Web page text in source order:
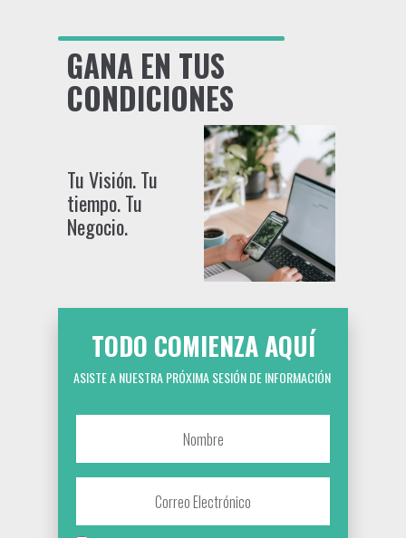
Tu Visión. Tu
tiempo. Tu
Negocio.
TODO COMIENZA AQUÍ
ASISTE A NUESTRA PRÓXIMA SESIÓN DE INFORMACIÓN
GANA EN TUS
CONDICIONES